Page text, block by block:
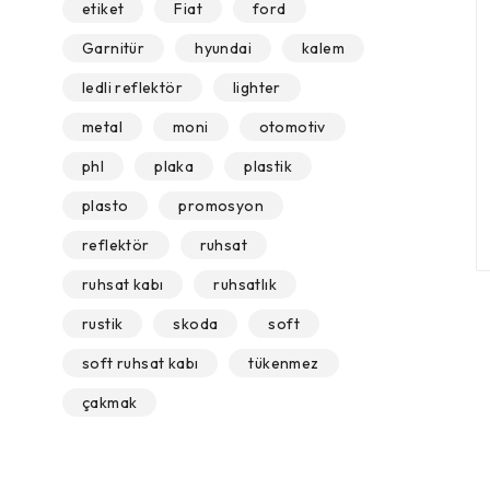
etiket
Fiat
ford
Garnitür
hyundai
kalem
ledli reflektör
lighter
metal
moni
otomotiv
phl
plaka
plastik
plasto
promosyon
reflektör
ruhsat
ruhsat kabı
ruhsatlık
rustik
skoda
soft
soft ruhsat kabı
tükenmez
çakmak